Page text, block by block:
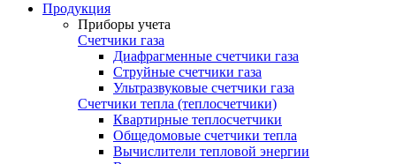
Продукция
Приборы учета
Счетчики газа
Диафрагменные счетчики газа
Струйные счетчики газа
Ультразвуковые счетчики газа
Счетчики тепла (теплосчетчики)
Квартирные теплосчетчики
Общедомовые счетчики тепла
Вычислители тепловой энергии